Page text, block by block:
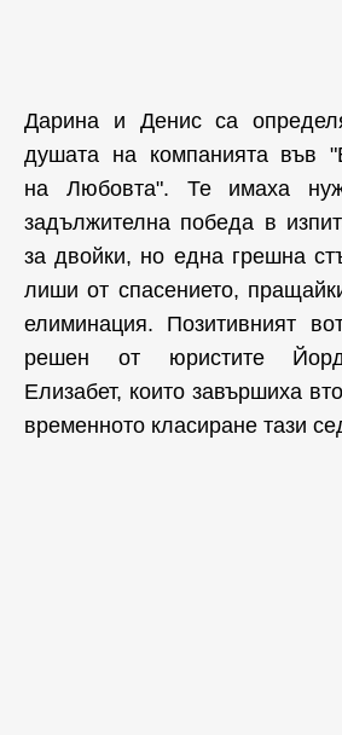
Дарина и Денис са
душата на компанията във
на Любовта". Те имаха
задължителна победа в
за двойки, но една грешна
лиши от спасението,
елиминация. Позитивният
решен от юристите
Елизабет, които завършиха
временното класиране тази